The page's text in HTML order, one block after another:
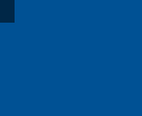
Kişisel Verilerin